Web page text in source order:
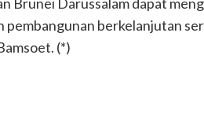
berkelanjutan
(*)